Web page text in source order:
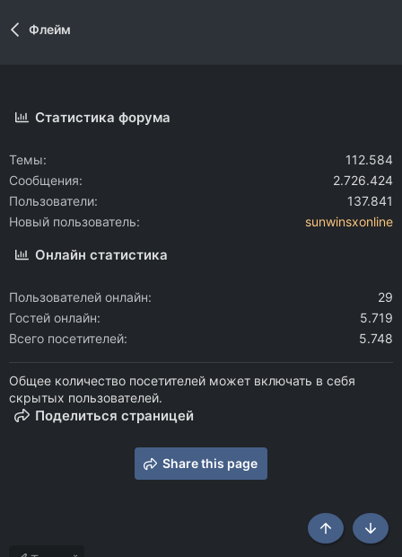
Флейм
Статистика форума
Темы
112.584
Сообщения
2.726.424
Пользователи
137.841
Новый пользователь
sunwinsxonline
Онлайн статистика
Пользователей онлайн
29
Гостей онлайн
5.719
Всего посетителей
5.748
Общее количество посетителей может включать в себя
скрытых пользователей.
Поделиться страницей
Share this page
Сверху Снизу